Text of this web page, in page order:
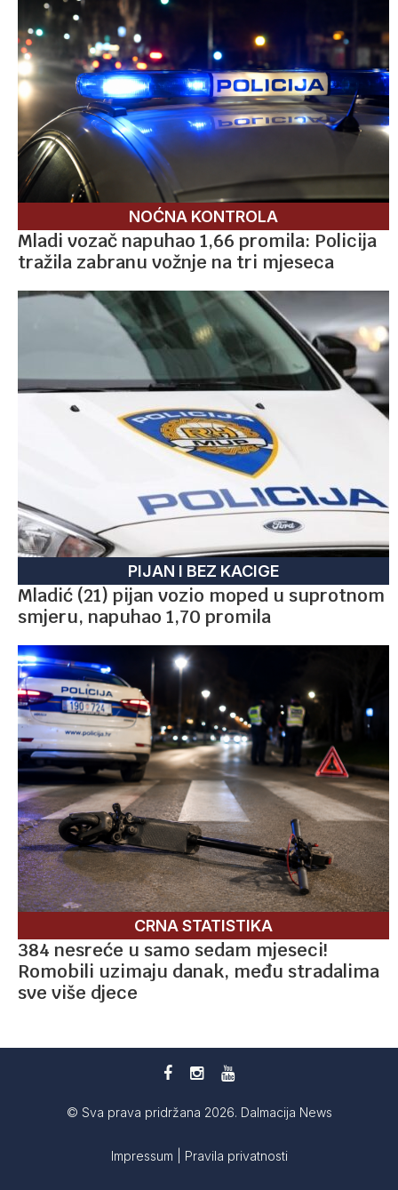
NOĆNA KONTROLA
Mladi vozač napuhao 1,66 promila: Policija
tražila zabranu vožnje na tri mjeseca
PIJAN I BEZ KACIGE
Mladić (21) pijan vozio moped u suprotnom
smjeru, napuhao 1,70 promila
CRNA STATISTIKA
384 nesreće u samo sedam mjeseci!
Romobili uzimaju danak, među stradalima
sve više djece
© Sva prava pridržana 2026. Dalmacija News
Impressum Pravila privatnosti